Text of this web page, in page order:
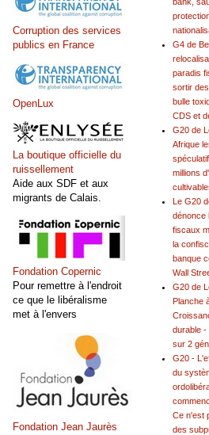
G4 de
paradis
sortir
bulle
CDS et
G20 de
Afrique
millions
Le G20
dénonce
fiscaux
la
banque
Wall
G20 de
Planche
durable -
sur 2
G20 -
du
Ce n'est
des
Corruption des services
publics en France
OpenLux
La boutique officielle du
ruissellement
Aide aux SDF et aux
migrants de Calais.
Fondation Copernic
Pour remettre à l'endroit
ce que le libéralisme
met à l'envers
Fondation Jean Jaurès